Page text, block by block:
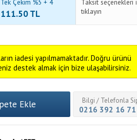
Tek Çekim %5 + 4
111.50TL
Taksit seçenekleri
tıklayın
iadesi yapılmamaktadır. Doğru ürünü
destek almak için bize ulaşabilirsiniz.
Bilgi / Telefonla
0216 392 16 71